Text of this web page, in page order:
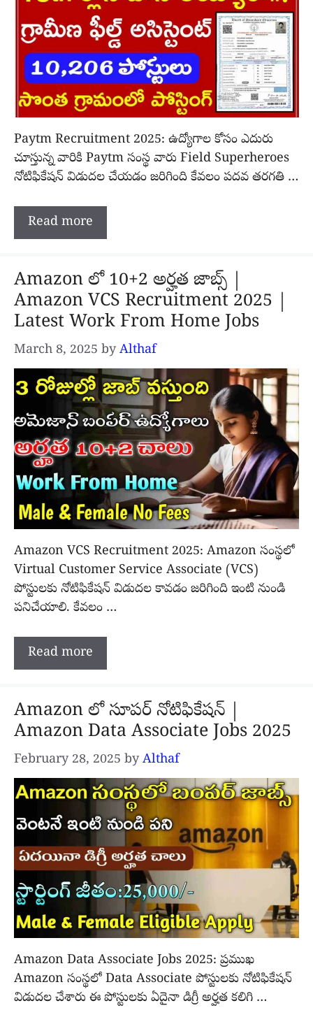
Paytm Recruitment 2025: ఉద్యోగాల కోసం ఎదురు
చూస్తున్న వారికి Paytm సంస్థ వారు Field Superheroes
నోటిఫికేషన్ విడుదల చేయడం జరిగింది కేవలం పదవ తరగతి …
Read more
Amazon లో 10+2 అర్హత జాబ్స్ |
Amazon VCS Recruitment 2025 |
Latest Work From Home Jobs
March 8, 2025 by Althaf
Amazon VCS Recruitment 2025: Amazon సంస్థలో
Virtual Customer Service Associate (VCS)
పోస్టులకు నోటిఫికేషన్ విడుదల కావడం జరిగింది ఇంటి నుండి
పనిచేయాలి. కేవలం …
Read more
Amazon లో సూపర్ నోటిఫికేషన్ |
Amazon Data Associate Jobs 2025
February 28, 2025 by Althaf
Amazon Data Associate Jobs 2025: ప్రముఖ
Amazon సంస్థలో Data Associate పోస్టులకు నోటిఫికేషన్
విడుదల చేశారు ఈ పోస్టులకు ఏదైనా డిగ్రీ అర్హత కలిగి …